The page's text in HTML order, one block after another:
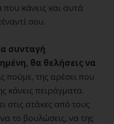
κάνεις και αυτά
σου.
συνταγή
θα θελήσεις να
πούμε, της αρέσει που
κάνεις πειράγματα.
στις ατάκες από τους
το βουλώσεις, να της